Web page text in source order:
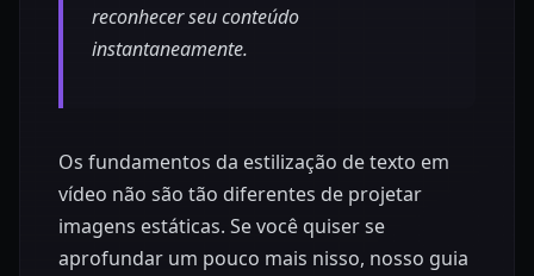
reconhecer seu conteúdo
instantaneamente.
Os fundamentos da estilização de texto em
vídeo não são tão diferentes de projetar
imagens estáticas. Se você quiser se
aprofundar um pouco mais nisso, nosso guia